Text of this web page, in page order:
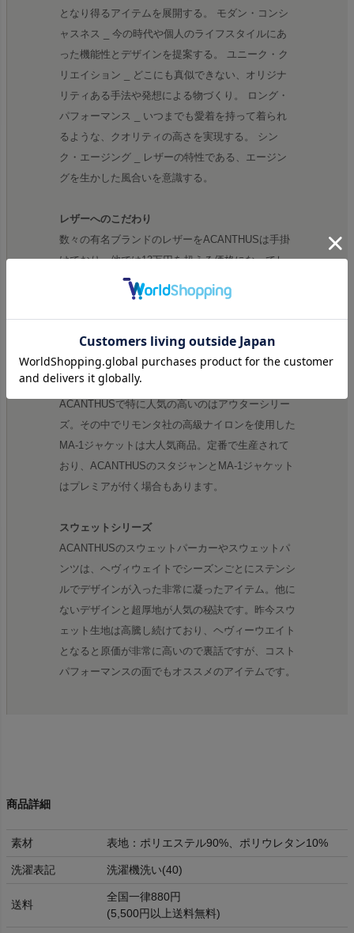
となり得るアイテムを展開する。 モダン・コンシ
ャスネス _ 今の時代や個人のライフスタイルにあ
った機能性とデザインを提案する。 ユニーク・ク
リエイション _ どこにも真似できない、オリジナ
リティある手法や発想による物づくり。 ロング・
パフォーマンス _ いつまでも愛着を持って着られ
るような、クオリティの高さを実現する。 シン
ク・エージング _ レザーの特性である、エージン
グを生かした風合いを意識する。
レザーへのこだわり
数々の有名ブランドのレザーをACANTHUSは手掛
けており、他では13万円を超える価格になってし
まうスタジャンも、同等のクオリティで8万円で出
せるのも、自社で生産している強みです。スタジャ
ンこのブランドの看板商品であり、毎シーズン完売
いたします。
リモンタ MA-1
ACANTHUSで特に人気の高いのはアウターシリー
ズ。その中でリモンタ社の高級ナイロンを使用した
MA-1ジャケットは大人気商品。定番で生産されて
おり、ACANTHUSのスタジャンとMA-1ジャケット
はプレミアが付く場合もあります。
スウェットシリーズ
ACANTHUSのスウェットパーカーやスウェットパ
ンツは、ヘヴィウェイトでシーズンごとにステンシ
ルでデザインが入った非常に凝ったアイテム。他に
ないデザインと超厚地が人気の秘訣です。昨今スウ
ェット生地は高騰し続けており、ヘヴィーウエイト
となると原価が非常に高いので裏話ですが、コスト
パフォーマンスの面でもオススメのアイテムです。
商品詳細
素材 表地：ポリエステル90%、ポリウレタン10%
洗濯表記 洗濯機洗い(40)
送料
全国一律880円
(5,500円以上送料無料)